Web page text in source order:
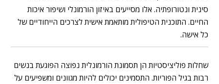
r
a
m
o
k
p
p
סינית ונטורופתיה. אלו מסייעים באיזון הורמונלי ושיפור איכות
החיים. התוכנית הטיפולית מותאמת אישית לצרכים הייחודיים של
כל אישה.
שחלות פוליציסטיות הן תסמונת הורמונלית נפוצה הפוגעת בנשים
רבות בגיל הפוריות. התסמינים יכולים להיות מגוונים ומשפיעים על